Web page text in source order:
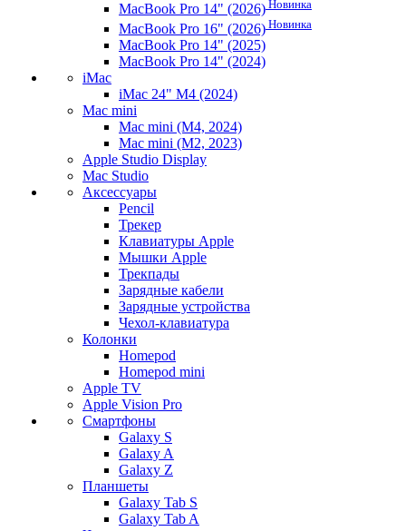
MacBook Pro 14" (2026) Новинка
MacBook Pro 16" (2026) Новинка
MacBook Pro 14" (2025)
MacBook Pro 14" (2024)
iMac
iMac 24" M4 (2024)
Mac mini
Mac mini (M4, 2024)
Mac mini (M2, 2023)
Apple Studio Display
Mac Studio
Аксессуары
Pencil
Трекер
Клавиатуры Apple
Мышки Apple
Трекпады
Зарядные кабели
Зарядные устройства
Чехол-клавиатура
Колонки
Homepod
Homepod mini
Apple TV
Apple Vision Pro
Смартфоны
Galaxy S
Galaxy A
Galaxy Z
Планшеты
Galaxy Tab S
Galaxy Tab A